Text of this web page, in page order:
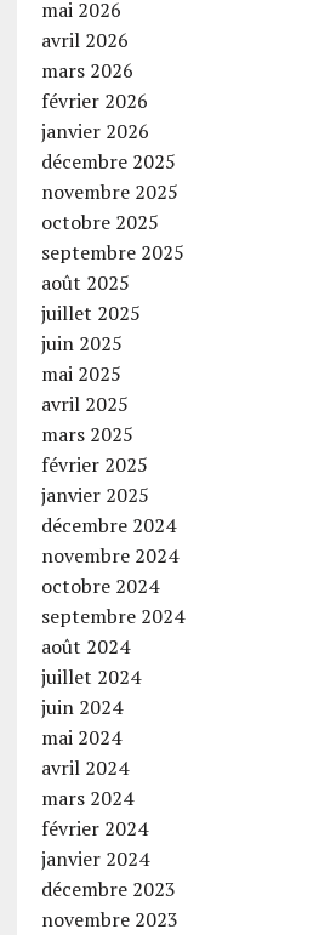
mai 2026
avril 2026
mars 2026
février 2026
janvier 2026
décembre 2025
novembre 2025
octobre 2025
septembre 2025
août 2025
juillet 2025
juin 2025
mai 2025
avril 2025
mars 2025
février 2025
janvier 2025
décembre 2024
novembre 2024
octobre 2024
septembre 2024
août 2024
juillet 2024
juin 2024
mai 2024
avril 2024
mars 2024
février 2024
janvier 2024
décembre 2023
novembre 2023